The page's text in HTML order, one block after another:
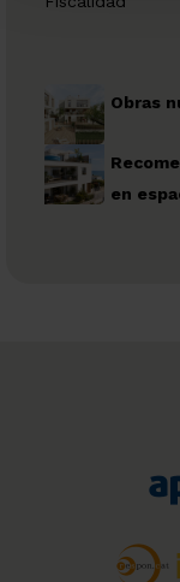
Obras
en